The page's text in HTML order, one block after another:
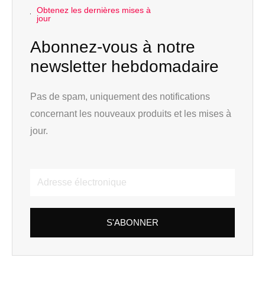
Obtenez les dernières mises à
jour
Abonnez-vous à notre
newsletter hebdomadaire
Pas de spam, uniquement des notifications
concernant les nouveaux produits et les mises à
jour.
Adresse
S'ABONNER